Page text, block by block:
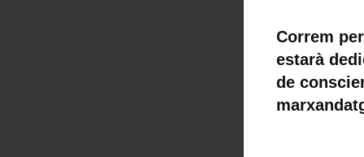
Correm
estarà
de